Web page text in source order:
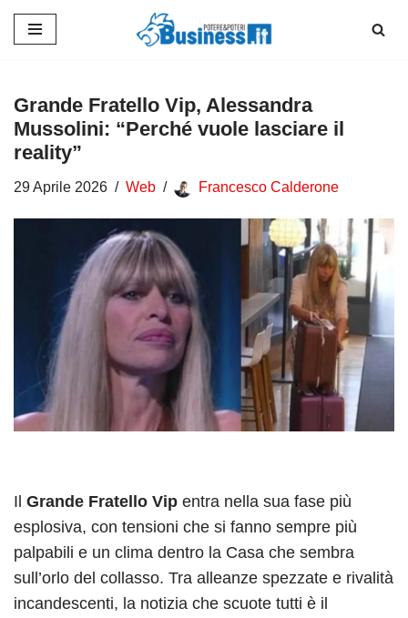
contenuto
Grande Fratello Vip, Alessandra
Mussolini: “Perché vuole lasciare il
reality”
29 Aprile 2026 Web Francesco Calderone
Il Grande Fratello Vip entra nella sua fase più
esplosiva, con tensioni che si fanno sempre più
palpabili e un clima dentro la Casa che sembra
sull’orlo del collasso. Tra alleanze spezzate e rivalità
incandescenti, la notizia che scuote tutti è il